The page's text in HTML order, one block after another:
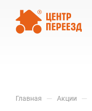
Главная — Акции —